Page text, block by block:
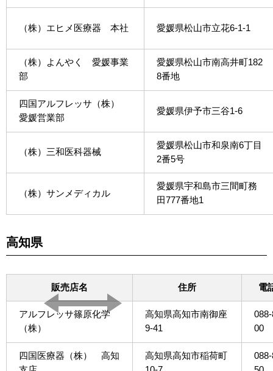
（株）エヒメ医療器 本社 愛媛県松山市立花6-1-1
（株）よんやく 愛媛事業
部
愛媛県松山市南高井町182
8番地
四国アルフレッサ（株）
愛媛営業部
愛媛県伊予市三谷1-6
（株）三和医科器械
愛媛県松山市和泉南6丁目
2番5号
（株）サンメディカル
愛媛県宇和島市三間町務
田777番地1
高知県
販売店名 住所 電
アルフレッサ篠原化学
（株）
高知県高知市南御座
9-41
00
四国医療器（株） 高知
高知県高知市稲荷町